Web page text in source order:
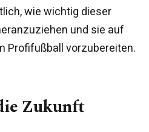
wie wichtig dieser
und sie auf
Profifußball vorzubereiten.
Zukunft